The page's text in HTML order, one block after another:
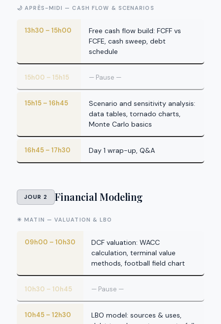
🌙 APRÈS-MIDI — CASH FLOW & SCENARIOS
13h30 – 15h00
Free cash flow build: FCFF vs
FCFE, cash sweep, debt
schedule
15h00 – 15h15 — Pause —
15h15 – 16h45
Scenario and sensitivity analysis:
data tables, tornado charts,
Monte Carlo basics
16h45 – 17h30 Day 1 wrap-up, Q&A
JOUR 2 Financial Modeling
☀ MATIN — VALUATION & LBO
09h00 – 10h30
DCF valuation: WACC
calculation, terminal value
methods, football field chart
10h30 – 10h45 — Pause —
10h45 – 12h30
LBO model: sources & uses,